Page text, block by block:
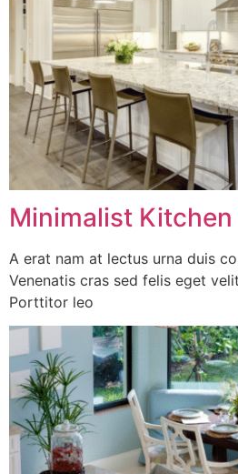
Minimalist Kitchen
A erat nam at lectus urna duis
Venenatis cras sed felis eget
Porttitor leo